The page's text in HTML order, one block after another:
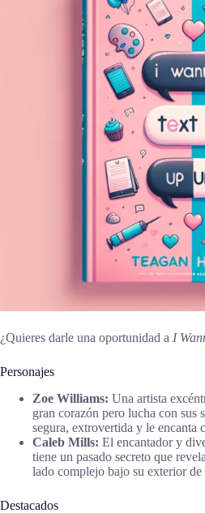
¿Quieres darle una oportunidad a I
Personajes
Zoe Williams: Una artista
gran corazón pero lucha con sus
segura, extrovertida y le encanta
Caleb Mills: El encantador y
tiene un pasado secreto que
lado complejo bajo su exterior de
Destacados